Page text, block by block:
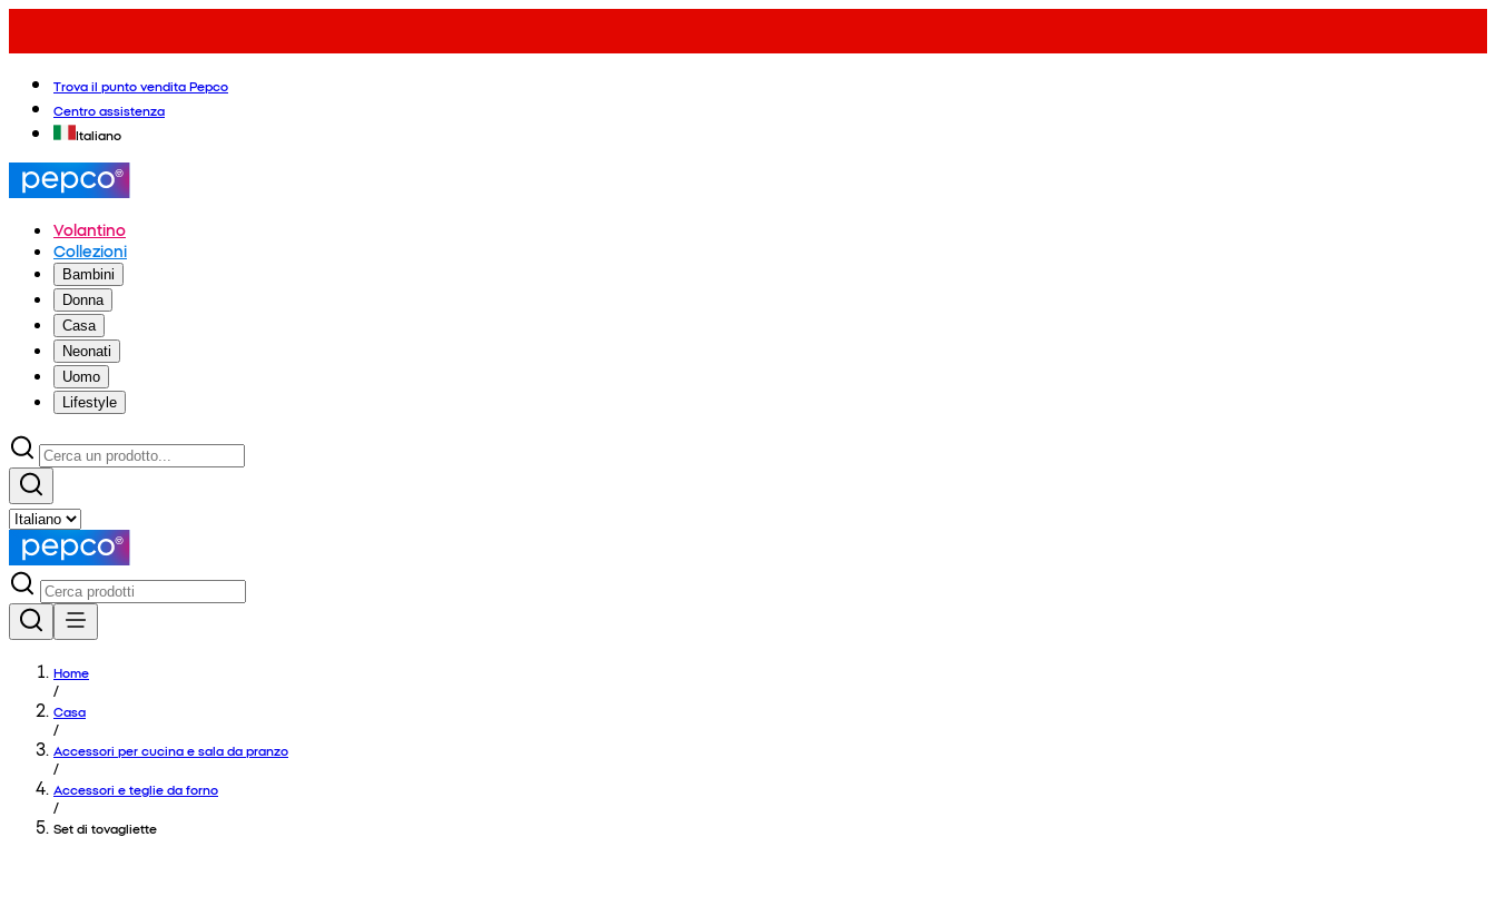
Trova il punto vendita Pepco
Centro assistenza
Italiano
Volantino
Collezioni
Bambini
Donna
Casa
Neonati
Uomo
Lifestyle
Home
/
Casa
/
Accessori per cucina e sala da pranzo
/
Accessori e teglie da forno
/
Set di tovagliette